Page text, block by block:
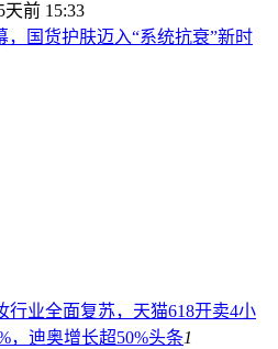
天前 15:33
国货护肤迈入“系统抗衰”新时
行业全面复苏，天猫618开卖4小
，迪奥增长超50%头条1